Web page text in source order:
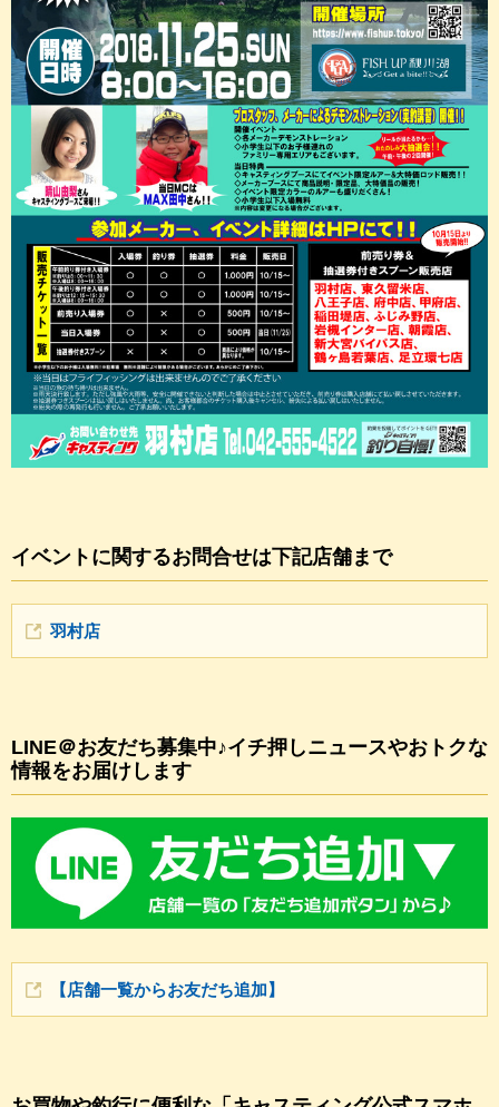
イベントに関するお問合せは下記店舗まで
羽村店
LINE＠お友だち募集中♪イチ押しニュースやおトクな
情報をお届けします
【店舗一覧からお友だち追加】